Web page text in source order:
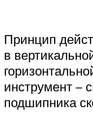
Принцип
в
инструмент –
подшипника